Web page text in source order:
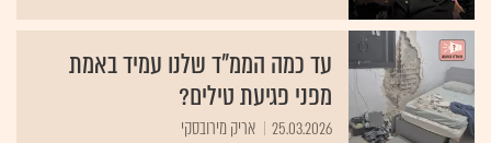
עד כמה הממ"ד שלנו עמיד באמת
מפני פגיעת טילים?
25.03.2026 אריק מירובסקי